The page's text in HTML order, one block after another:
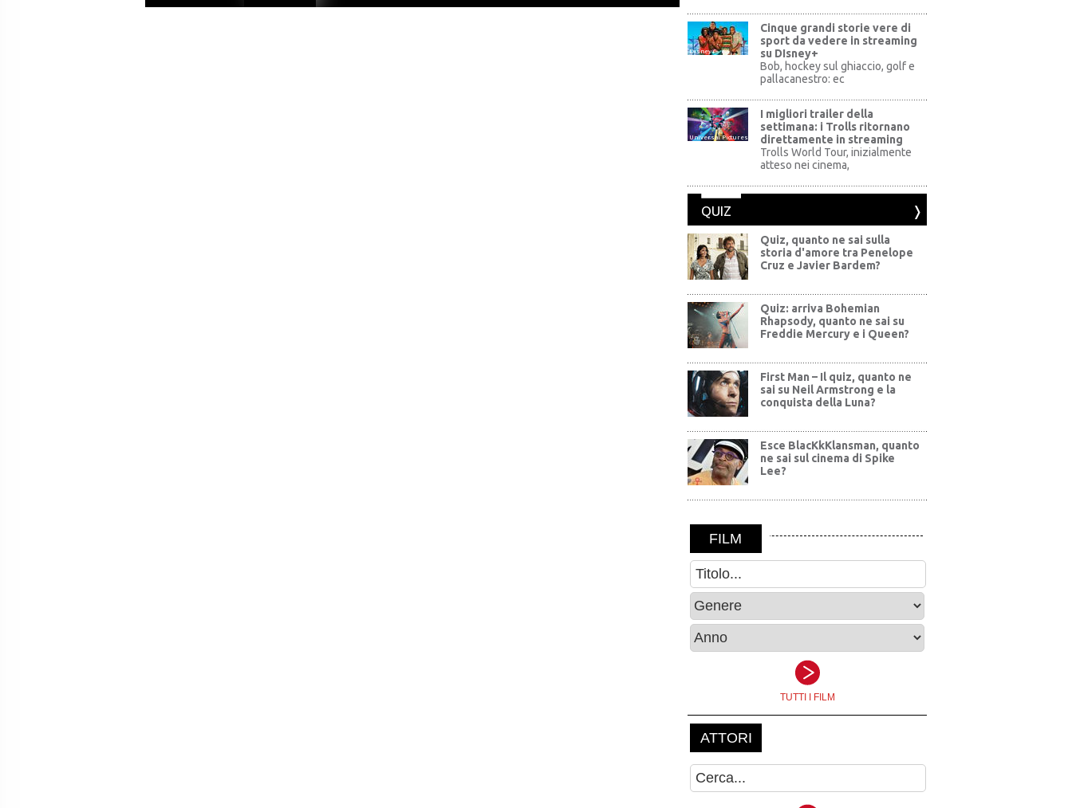
Disney+
Cinque grandi storie vere di
sport da vedere in streaming
su DIsney+
Bob, hockey sul ghiaccio, golf e
pallacanestro: ec
Universal Pictures
I migliori trailer della
settimana: i Trolls ritornano
direttamente in streaming
Trolls World Tour, inizialmente
atteso nei cinema,
QUIZ
Quiz, quanto ne sai sulla
storia d'amore tra Penelope
Cruz e Javier Bardem?
Quiz: arriva Bohemian
Rhapsody, quanto ne sai su
Freddie Mercury e i Queen?
First Man – Il quiz, quanto ne
sai su Neil Armstrong e la
conquista della Luna?
Esce BlacKkKlansman, quanto
ne sai sul cinema di Spike
Lee?